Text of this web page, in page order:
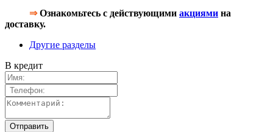
⇒Ознакомьтесь с действующими акциями на
доставку.
Другие разделы
В кредит